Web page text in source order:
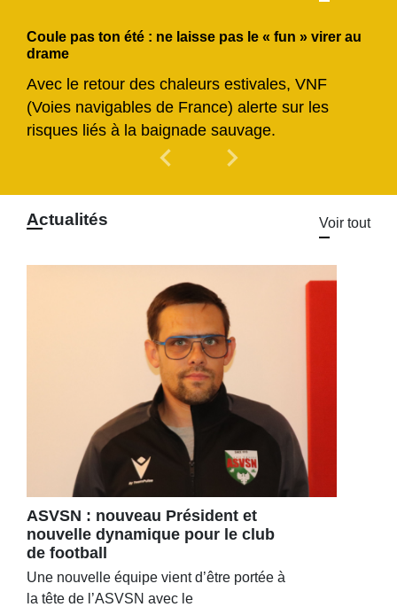
Coule pas ton été : ne laisse pas le « fun » virer au
drame
Avec le retour des chaleurs estivales, VNF
(Voies navigables de France) alerte sur les
risques liés à la baignade sauvage.
chevron_left Previous
chevron_right
Actualités Voir tout
ASVSN : nouveau Président et
nouvelle dynamique pour le club
de football
Une nouvelle équipe vient d’être portée à
la tête de l’ASVSN avec le